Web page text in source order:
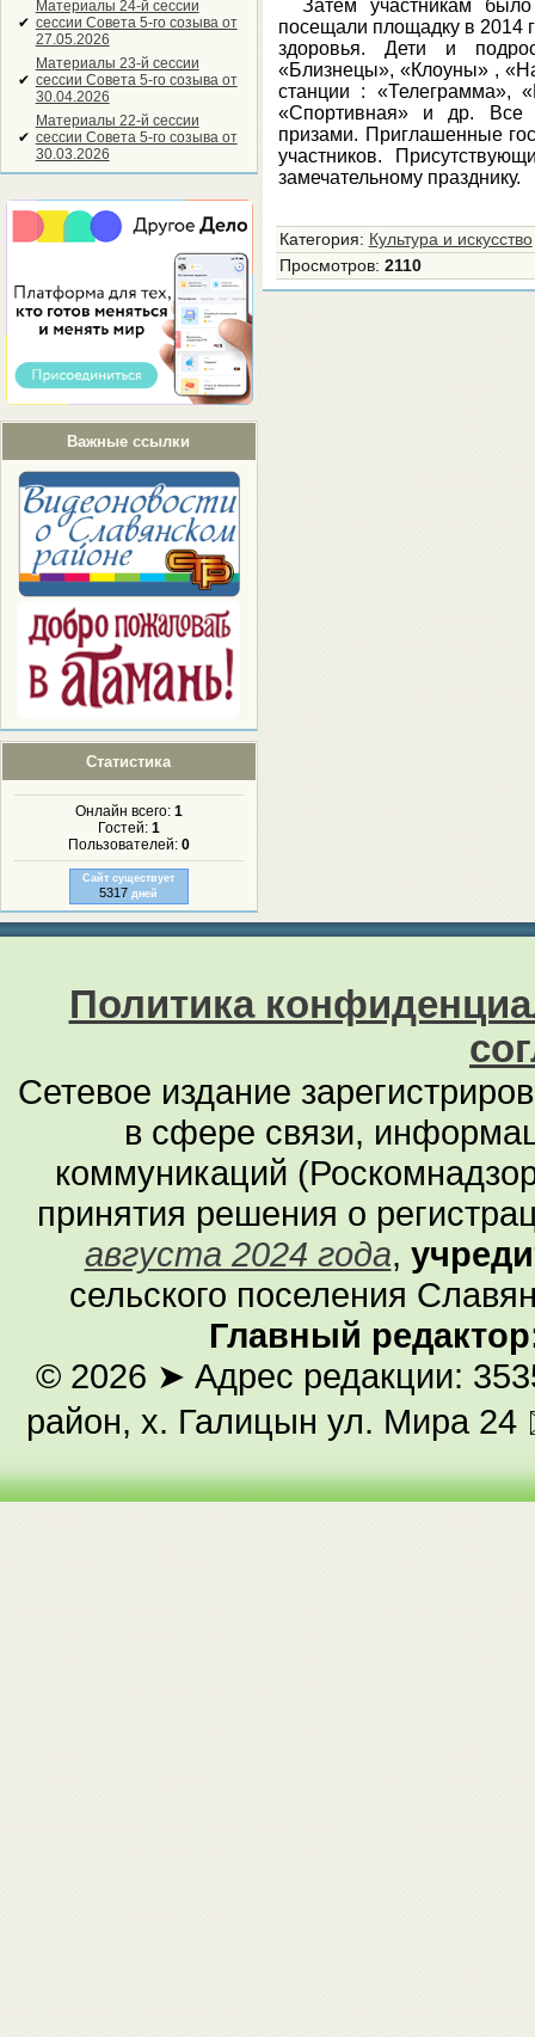
✔
Материалы 24-й сессии
сессии Совета 5-го созыва от
27.05.2026
✔
Материалы 23-й сессии
сессии Совета 5-го созыва от
30.04.2026
✔
Материалы 22-й сессии
сессии Совета 5-го созыва от
30.03.2026
Важные ссылки
Статистика
Онлайн всего: 1
Гостей: 1
Пользователей: 0
Сайт существует
5317 дней
Затем участникам
посещали площадку в 2014
здоровья. Дети и
«Близнецы», «Клоуны» ,
станции : «Телеграмма»,
«Спортивная» и др. Все
призами. Приглашенные
участников.
замечательному празднику.
Категория: Культура и искусство
Просмотров: 2110
Политика
Сетевое издание
в сфере связи,
коммуникаций
принятия решения о
августа 2024 года,
сельского поселения
Главный
© 2026 ➤ Адрес редакции:
район, х. Галицын ул. Мира